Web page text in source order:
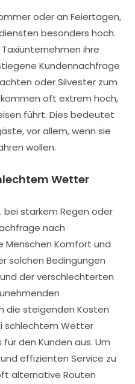
oder an Feiertagen,
besonders hoch.
ihre
Kundennachfrage
oder Silvester zum
oft extrem hoch,
führt. Dies bedeutet
vor allem, wenn sie
wollen.
Wetter
bei starkem Regen oder
nach
Menschen Komfort und
solchen Bedingungen
der verschlechterten
die steigenden Kosten
schlechtem Wetter
den Kunden aus. Um
effizienten Service zu
alternative Routen